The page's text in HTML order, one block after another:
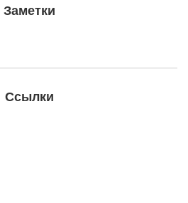
Заметки
Ссылки